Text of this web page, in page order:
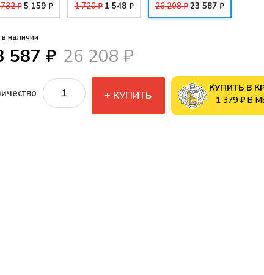
₽5 159 ₽
1 720 ₽ 1 548 ₽
26 208 ₽23 587 ₽
в наличии
587 ₽ 26 208 ₽
КУПИТЬ
КУПИТЬ В
1 379 ₽ В